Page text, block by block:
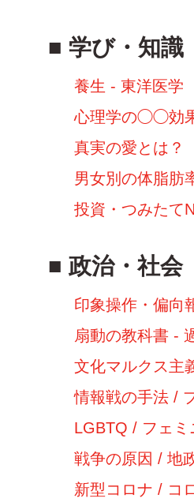
学び・知識
養生 - 東洋医学
心理学の◯◯効
真実の愛とは？
男女別の体脂肪
投資・つみたて
政治・社会
印象操作・偏向
扇動の教科書 -
文化マルクス主
情報戦の手法 /
LGBTQ / フェ
戦争の原因 / 地
新型コロナ / コ